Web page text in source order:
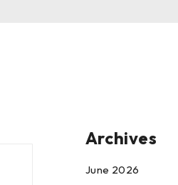
Archives
June 2026